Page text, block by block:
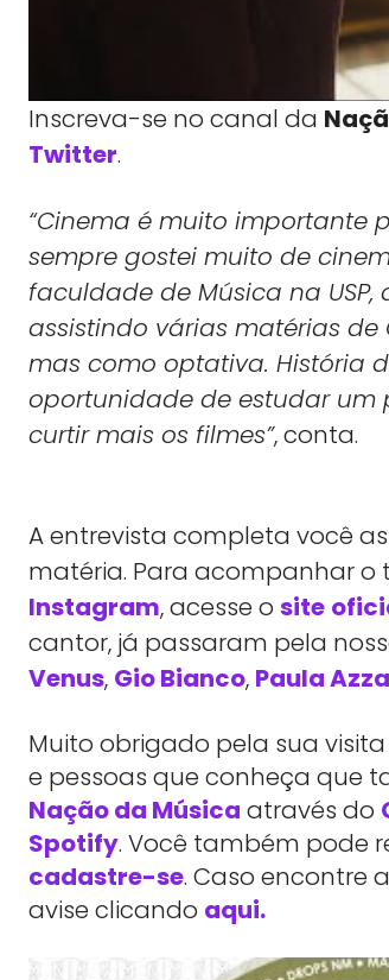
Inscreva-se no canal da
Twitter.
“Cinema é muito importante
sempre gostei muito de
faculdade de Música na
assistindo várias matérias
mas como optativa. História
oportunidade de estudar um
curtir mais os filmes”, conta.
A entrevista completa você
matéria. Para acompanhar o
Instagram, acesse o site
cantor, já passaram pela
Venus, Gio Bianco, Paula
Muito obrigado pela sua
e pessoas que conheça que
Nação da Música através do
Spotify. Você também pode
cadastre-se. Caso encontre
avise clicando aqui.